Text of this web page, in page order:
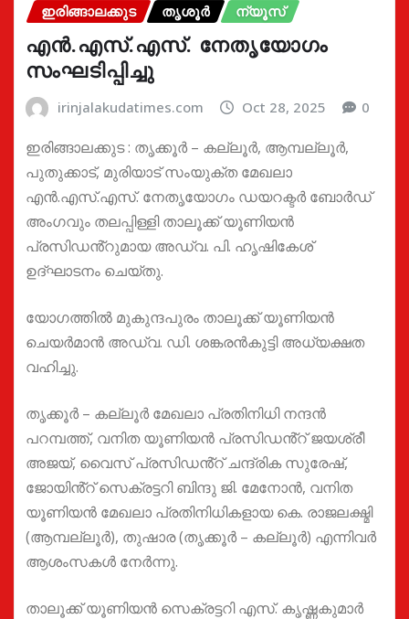
ഇരിങ്ങാലക്കുട തൃശൂർ ന്യൂസ്
എൻ.എസ്.എസ്. നേതൃയോഗം
സംഘടിപ്പിച്ചു
irinjalakudatimes.com Oct 28, 2025 0
ഇരിങ്ങാലക്കുട : തൃക്കൂർ – കല്ലൂർ, ആമ്പല്ലൂർ,
പുതുക്കാട്, മുരിയാട് സംയുക്ത മേഖലാ
എൻ.എസ്.എസ്. നേതൃയോഗം ഡയറക്ടർ ബോർഡ്
അംഗവും തലപ്പിള്ളി താലൂക്ക് യൂണിയൻ
പ്രസിഡൻ്റുമായ അഡ്വ. പി. ഹൃഷികേശ്
ഉദ്ഘാടനം ചെയ്തു.
യോഗത്തിൽ മുകുന്ദപുരം താലൂക്ക് യൂണിയൻ
ചെയർമാൻ അഡ്വ. ഡി. ശങ്കരൻകുട്ടി അധ്യക്ഷത
വഹിച്ചു.
തൃക്കൂർ – കല്ലൂർ മേഖലാ പ്രതിനിധി നന്ദൻ
പറമ്പത്ത്, വനിത യൂണിയൻ പ്രസിഡൻ്റ് ജയശ്രീ
അജയ്, വൈസ് പ്രസിഡൻ്റ് ചന്ദ്രിക സുരേഷ്,
ജോയിൻ്റ് സെക്രട്ടറി ബിന്ദു ജി. മേനോൻ, വനിത
യൂണിയൻ മേഖലാ പ്രതിനിധികളായ കെ. രാജലക്ഷ്മി
(ആമ്പല്ലൂർ), തുഷാര (തൃക്കൂർ – കല്ലൂർ) എന്നിവർ
ആശംസകൾ നേർന്നു.
താലൂക്ക് യൂണിയൻ സെക്രട്ടറി എസ്. കൃഷ്ണകുമാർ